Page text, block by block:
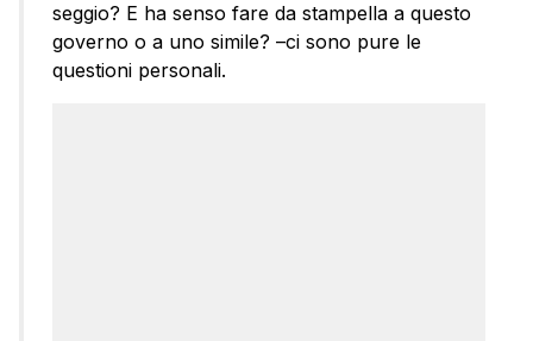
seggio? E ha senso fare da stampella a questo
governo o a uno simile? –ci sono pure le
questioni personali.